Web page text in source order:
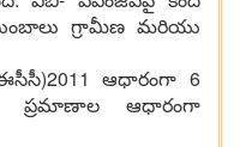
గ్రామీణ మరియు
ఆధారంగా 6
ప్రమాణాల ఆధారంగా